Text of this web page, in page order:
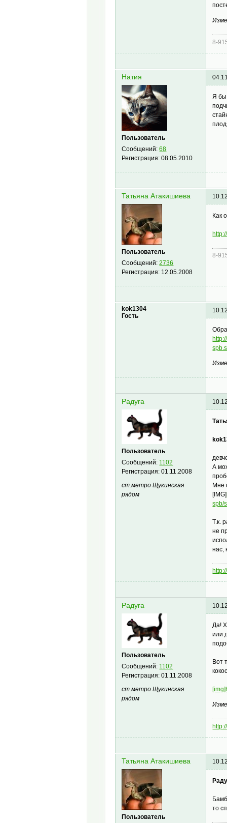
8-
Натия
Пользователь
Сообщений:68
Регистрация:08.05.2010
Я бы
Татьяна Атакишиева
Пользователь
Сообщений:2736
Регистрация: 12.05.2008
Как
8-
kok1304
Гость
Радуга
Пользователь
Сообщений: 1102
Регистрация:01.11.2008
ст.метро Щукинская
рядом
А
Мне
[IMG]
spb/
Т.к.
не
нас,
Радуга
Пользователь
Сообщений: 1102
Регистрация:01.11.2008
ст.метро Щукинская
рядом
Да!
или
Вот
Татьяна Атакишиева
Пользователь
то